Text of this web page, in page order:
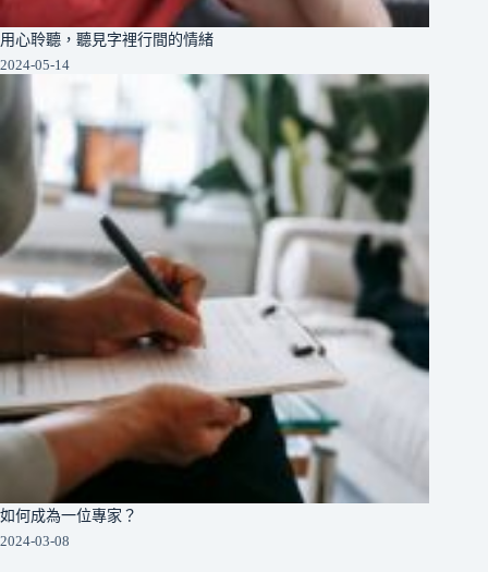
用心聆聽，聽見字裡行間的情緒
2024-05-14
如何成為一位專家？
2024-03-08